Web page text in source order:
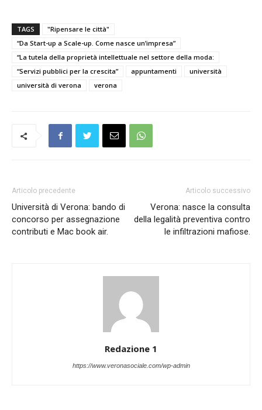
TAGS
"Ripensare le città"
“Da Start-up a Scale-up. Come nasce un’impresa”
“La tutela della proprietà intellettuale nel settore della moda:
“Servizi pubblici per la crescita”
appuntamenti
università
università di verona
verona
Articolo precedente
Università di Verona: bando di
concorso per assegnazione
contributi e Mac book air.
Articolo successivo
Verona: nasce la consulta
della legalità preventiva contro
le infiltrazioni mafiose.
Redazione 1
https://www.veronasociale.com/wp-admin